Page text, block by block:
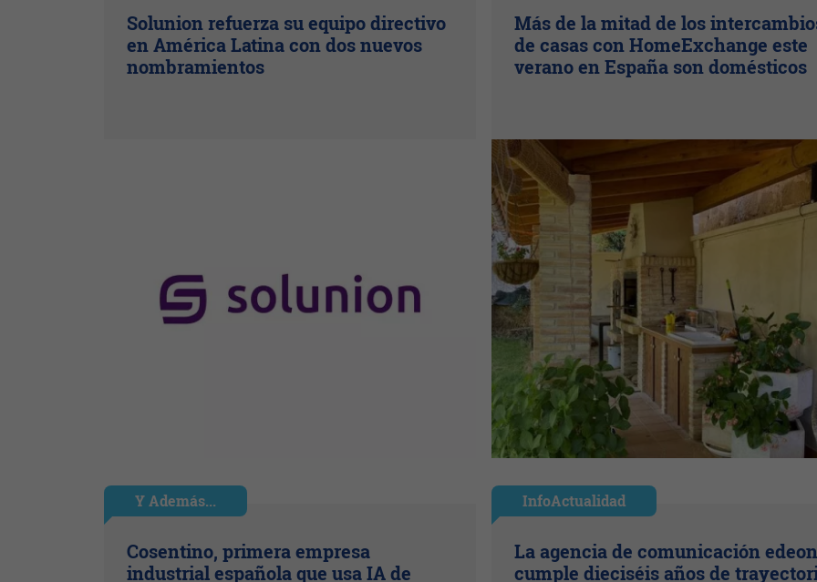
Solunion refuerza su equipo directivo
en América Latina con dos nuevos
nombramientos
Más de la mitad de los
de casas con HomeExchange este
verano en España son domésticos
Y Además...
Cosentino, primera empresa
industrial española que usa IA de
InfoActualidad
La agencia de comunicación edeon
cumple dieciséis años de